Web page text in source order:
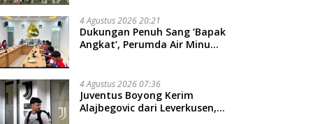
4 Agustus 2026 20:21
Dukungan Penuh Sang ‘Bapak
Angkat’, Perumda Air Minum
4 Agustus 2026 07:36
Juventus Boyong Kerim
Alajbegovic dari Leverkusen,